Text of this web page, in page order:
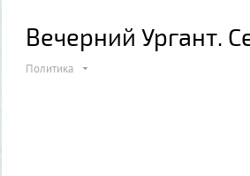
Вечерний Ургант.
Политика